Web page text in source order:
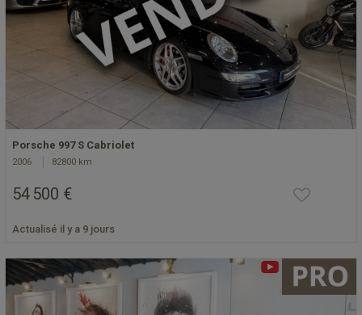
Porsche 997 S Cabriolet
2006 82800 km
54 500 €
Actualisé il y a 9 jours